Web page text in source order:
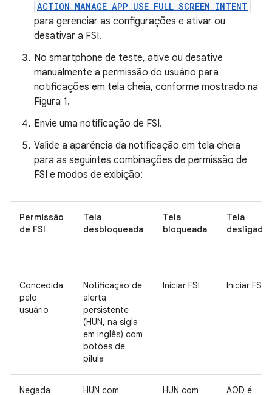
ACTION_MANAGE_APP_USE_FULL_SCREEN_INTENT
para gerenciar as configurações e ativar ou
desativar a FSI.
No smartphone de teste, ative ou desative
manualmente a permissão do usuário para
notificações em tela cheia, conforme mostrado na
Figura 1.
Envie uma notificação de FSI.
Valide a aparência da notificação em tela cheia
para as seguintes combinações de permissão de
FSI e modos de exibição:
Permissão
de FSI
Tela
desbloqueada
Tela
bloqueada
Tela
desligada
Concedida
pelo
usuário
Notificação de
alerta
persistente
(HUN, na sigla
em inglês) com
botões de
pílula
Iniciar FSI Iniciar FSI
Negada
HUN com
HUN com
AOD é